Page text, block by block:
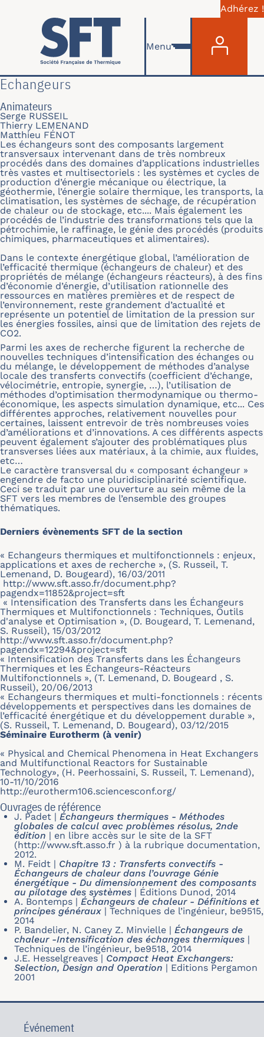
Aller au contenu principal
Adhérez !
Menu
Echangeurs
Animateurs
Serge RUSSEIL
Thierry LEMENAND
Matthieu FÉNOT
Les échangeurs sont des composants largement
transversaux intervenant dans de très nombreux
procédés dans des domaines d’applications industrielles
très vastes et multisectoriels : les systèmes et cycles de
production d’énergie mécanique ou électrique, la
géothermie, l’énergie solaire thermique, les transports, la
climatisation, les systèmes de séchage, de récupération
de chaleur ou de stockage, etc.... Mais également les
procédés de l’industrie des transformations tels que la
pétrochimie, le raffinage, le génie des procédés (produits
chimiques, pharmaceutiques et alimentaires).
Dans le contexte énergétique global, l’amélioration de
l’efficacité thermique (échangeurs de chaleur) et des
propriétés de mélange (échangeurs réacteurs), à des fins
d’économie d’énergie, d’utilisation rationnelle des
ressources en matières premières et de respect de
l’environnement, reste grandement d’actualité et
représente un potentiel de limitation de la pression sur
les énergies fossiles, ainsi que de limitation des rejets de
CO2.
Parmi les axes de recherche figurent la recherche de
nouvelles techniques d’intensification des échanges ou
du mélange, le développement de méthodes d’analyse
locale des transferts convectifs (coefficient d’échange,
vélocimétrie, entropie, synergie, …), l’utilisation de
méthodes d’optimisation thermodynamique ou thermo-
économique, les aspects simulation dynamique, etc... Ces
différentes approches, relativement nouvelles pour
certaines, laissent entrevoir de très nombreuses voies
d’améliorations et d’innovations. A ces différents aspects
peuvent également s’ajouter des problématiques plus
transverses liées aux matériaux, à la chimie, aux fluides,
etc…
Le caractère transversal du « composant échangeur »
engendre de facto une pluridisciplinarité scientifique.
Ceci se traduit par une ouverture au sein même de la
SFT vers les membres de l’ensemble des groupes
thématiques.
Derniers évènements SFT de la section
« Echangeurs thermiques et multifonctionnels : enjeux,
applications et axes de recherche », (S. Russeil, T.
Lemenand, D. Bougeard), 16/03/2011
http://www.sft.asso.fr/document.php?
pagendx=11852&project=sft
« Intensification des Transferts dans les Échangeurs
Thermiques et Multifonctionnels : Techniques, Outils
d'analyse et Optimisation », (D. Bougeard, T. Lemenand,
S. Russeil), 15/03/2012
http://www.sft.asso.fr/document.php?
pagendx=12294&project=sft
« Intensification des Transferts dans les Échangeurs
Thermiques et les Échangeurs-Réacteurs
Multifonctionnels », (T. Lemenand, D. Bougeard , S.
Russeil), 20/06/2013
« Echangeurs thermiques et multi-fonctionnels : récents
développements et perspectives dans les domaines de
l’efficacité énergétique et du développement durable »,
(S. Russeil, T. Lemenand, D. Bougeard), 03/12/2015
Séminaire Eurotherm (à venir)
« Physical and Chemical Phenomena in Heat Exchangers
and Multifunctional Reactors for Sustainable
Technology», (H. Peerhossaini, S. Russeil, T. Lemenand),
10-11/10/2016
http://eurotherm106.sciencesconf.org/
Ouvrages de référence
J. Padet | Échangeurs thermiques - Méthodes
globales de calcul avec problèmes résolus, 2nde
édition | en libre accès sur le site de la SFT
(http://www.sft.asso.fr ) à la rubrique documentation,
2012.
M. Feidt | Chapitre 13 : Transferts convectifs -
Échangeurs de chaleur dans l’ouvrage Génie
énergétique - Du dimensionnement des composants
au pilotage des systèmes | Éditions Dunod, 2014
A. Bontemps | Échangeurs de chaleur - Définitions et
principes généraux | Techniques de l’ingénieur, be9515,
2014
P. Bandelier, N. Caney Z. Minvielle | Échangeurs de
chaleur -Intensification des échanges thermiques |
Techniques de l’ingénieur, be9518, 2014
J.E. Hesselgreaves | Compact Heat Exchangers:
Selection, Design and Operation | Editions Pergamon
2001
Événement